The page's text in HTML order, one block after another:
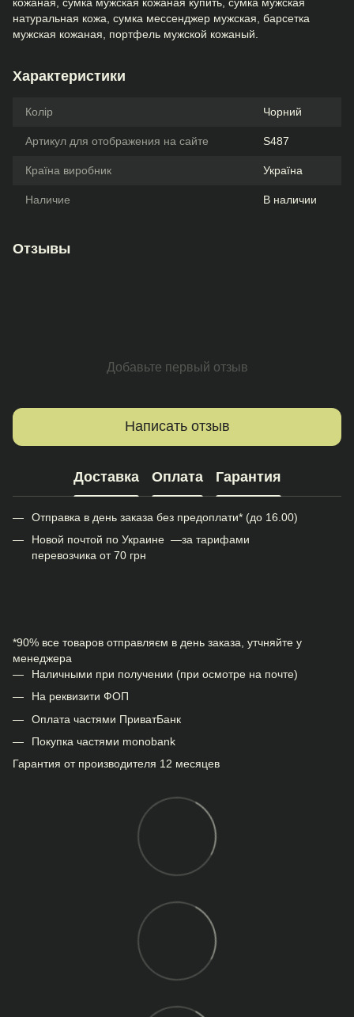
натуральная кожа, сумка мессенджер мужская, барсетка
мужская кожаная, портфель мужской кожаный.
Характеристики
Колір Чорний
Артикул для отображения на сайте S487
Країна виробник Україна
Наличие В наличии
Отзывы
Добавьте первый отзыв
Написать отзыв
Доставка Оплата Гарантия
Отправка в день заказа без предоплати* (до 16.00)
Новой почтой по Украине —за тарифами
перевозчика от 70 грн
*90% все товаров отправляєм в день заказа, утчняйте у
менеджера
Наличными при получении (при осмотре на почте)
На реквизити ФОП
Оплата частями ПриватБанк
Покупка частями monobank
Гарантия от производителя 12 месяцев